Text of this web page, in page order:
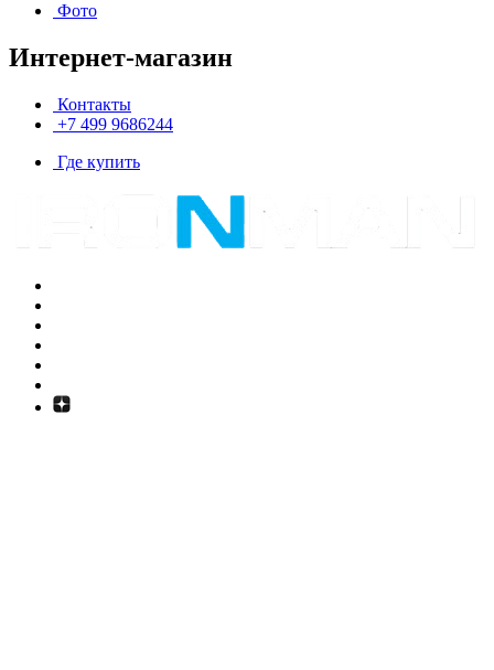
Фото
Интернет-магазин
Контакты
+7 499 9686244
Где купить